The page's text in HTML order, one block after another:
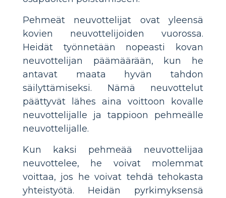
Pehmeät neuvottelijat ovat yleensä
kovien neuvottelijoiden vuorossa.
Heidät työnnetään nopeasti kovan
neuvottelijan päämäärään, kun he
antavat maata hyvän tahdon
säilyttämiseksi. Nämä neuvottelut
päättyvät lähes aina voittoon kovalle
neuvottelijalle ja tappioon pehmeälle
neuvottelijalle.
Kun kaksi pehmeää neuvottelijaa
neuvottelee, he voivat molemmat
voittaa, jos he voivat tehdä tehokasta
yhteistyötä. Heidän pyrkimyksensä